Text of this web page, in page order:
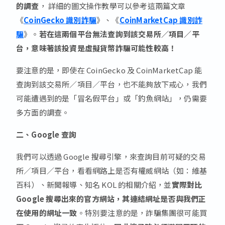
的調查 ， 詳細的圖文操作教學可以參考這兩篇文章
《CoinGecko 識別詐騙》、《CoinMarketCap 識別詐
騙》。 若在這兩個平台無法查詢到該交易所／項目／平
台，意味著該投資是虛擬貨幣詐騙可能性較高！
要注意的是，即使在 CoinGecko 及 CoinMarketCap 能
查詢到該交易所／項目／平台，也不能夠放下戒心，我們
可能遭遇到的是「冒名假平台」或「釣魚網站」，仍需要
多方面的調查。
二、Google 查詢
我們可以透過 Google 搜尋引擎，來查詢目前可疑的交易
所／項目／平台，看看網路上是否有權威網站（如：維基
百科）、新聞報導、知名 KOL 的相關介紹，並實際對比
Google 搜尋出來的官方網站，其連結網址是否與我們正
在使用的網址一致 。特別要注意的是，詐騙集團很可能買